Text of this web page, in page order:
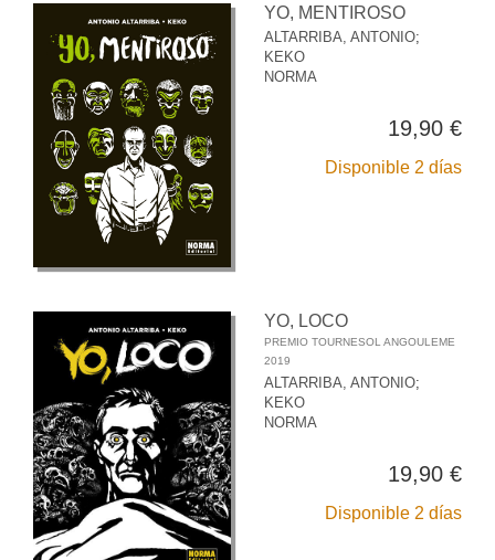
YO, MENTIROSO
ALTARRIBA, ANTONIO;
KEKO
NORMA
19,90 €
Disponible 2 días
YO, LOCO
PREMIO TOURNESOL ANGOULEME
2019
ALTARRIBA, ANTONIO;
KEKO
NORMA
19,90 €
Disponible 2 días